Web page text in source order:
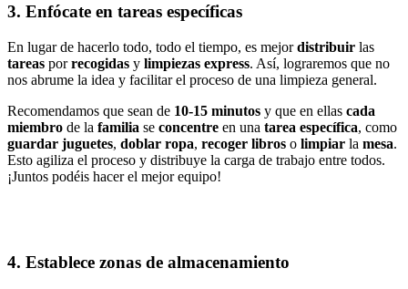
3. Enfócate en tareas específicas
En lugar de hacerlo todo, todo el tiempo, es mejordistribuir las
tareas porrecogidas y limpiezas express. Así, lograremos que no
nos abrume la idea y facilitar el proceso de una limpieza general.
Recomendamos que sean de 10-15 minutos y que en ellas cada
miembro de la familia se concentre en una tarea específica, como
guardar juguetes, doblar ropa, recoger libros o limpiar la mesa.
Esto agiliza el proceso y distribuye la carga de trabajo entre todos.
¡Juntos podéis hacer el mejor equipo!
4. Establece zonas de almacenamiento